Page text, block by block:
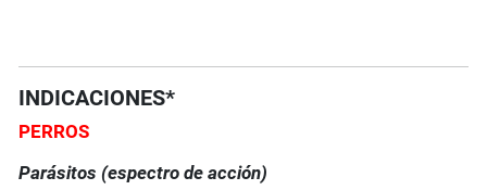
INDICACIONES*
PERROS
Parásitos (espectro de acción)